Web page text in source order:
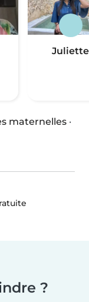
Juliette
maternelles ·
?